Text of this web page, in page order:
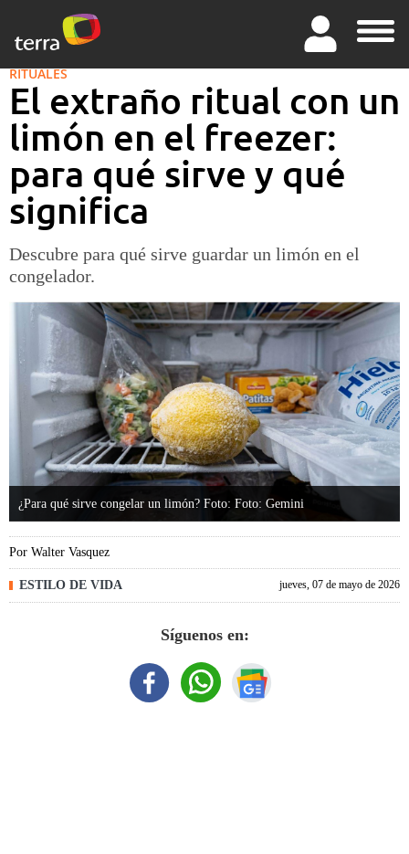
RITUALES
El extraño ritual con un
limón en el freezer:
para qué sirve y qué
significa
Descubre para qué sirve guardar un limón en el
congelador.
¿Para qué sirve congelar un limón? Foto: Foto: Gemini
ESTILO DE VIDA
Por Walter Vasquez
jueves, 07 de mayo de 2026
Síguenos en: